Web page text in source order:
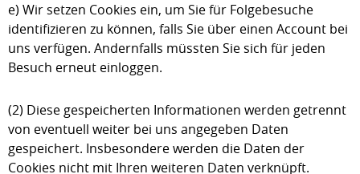
e) Wir setzen Cookies ein, um Sie für Folgebesuche
identifizieren zu können, falls Sie über einen Account bei
uns verfügen. Andernfalls müssten Sie sich für jeden
Besuch erneut einloggen.
(2) Diese gespeicherten Informationen werden getrennt
von eventuell weiter bei uns angegeben Daten
gespeichert. Insbesondere werden die Daten der
Cookies nicht mit Ihren weiteren Daten verknüpft.